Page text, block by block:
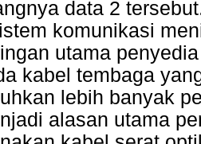
data 2
komunikasi
utama
kabel tembaga
lebih banyak
alasan utama